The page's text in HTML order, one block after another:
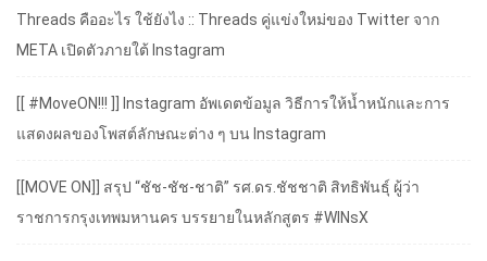
Threads คืออะไร ใช้ยังไง :: Threads คู่แข่งใหม่ของ Twitter จาก
META เปิดตัวภายใต้ Instagram
[[ #MoveON!!! ]] Instagram อัพเดตข้อมูล วิธีการให้น้ำหนักและการ
แสดงผลของโพสต์ลักษณะต่าง ๆ บน Instagram
[[MOVE ON]] สรุป “ชัช-ชัช-ชาติ” รศ.ดร.ชัชชาติ สิทธิพันธุ์ ผู้ว่า
ราชการกรุงเทพมหานคร บรรยายในหลักสูตร #WINsX